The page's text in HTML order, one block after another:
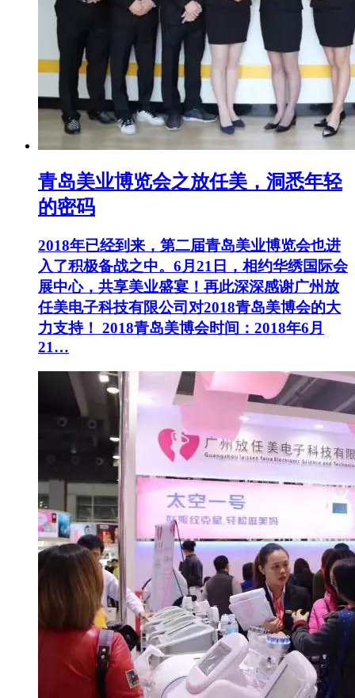
青岛美业博览会之放任美，洞悉年轻
的密码
2018年已经到来，第二届青岛美业博览会也进
入了积极备战之中。6月21日，相约华绣国际会
展中心，共享美业盛宴！再此深深感谢广州放
任美电子科技有限公司对2018青岛美博会的大
力支持！ 2018青岛美博会时间：2018年6月
21…